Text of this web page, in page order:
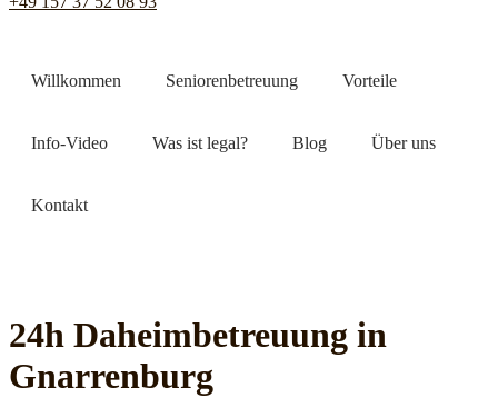
Willkommen Seniorenbetreuung Vorteile
Info-Video Was ist legal? Blog Über uns
Kontakt
24h Daheim­betreuung in
Gnarrenburg